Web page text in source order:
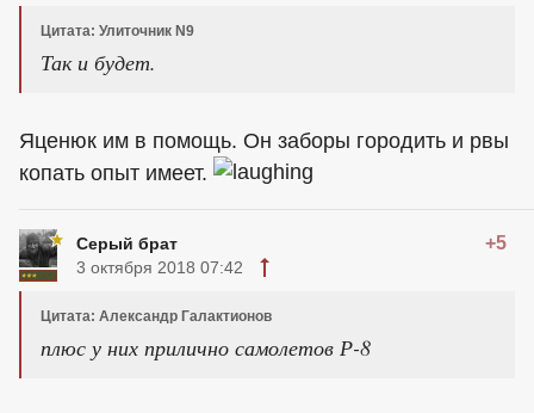
Цитата: Улиточник N9
Так и будет.
Яценюк им в помощь. Он заборы городить и рвы
копать опыт имеет.
Серый брат +5
3 октября 2018 07:42
Цитата: Александр Галактионов
плюс у них прилично самолетов Р-8